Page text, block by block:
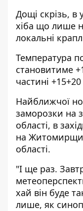
Дощі скрізь, в
хіба що лише
локальні
Температура
становитиме
частині +15+20
Найближчої
заморозки на
області, в
на
області.
"І ще раз.
хай він буде
лише, як